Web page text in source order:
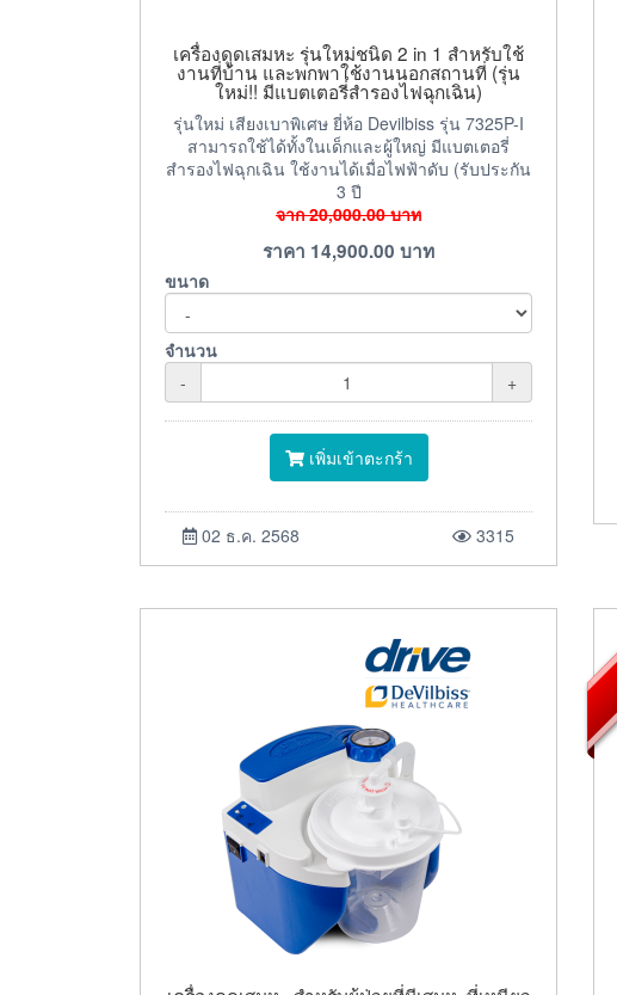
เครื่องดูดเสมหะ รุ่นใหม่ชนิด 2 in 1 สำหรับใช้
งานที่บ้าน และพกพาใช้งานนอกสถานที่ (รุ่น
ใหม่!! มีแบตเตอรี่สำรองไฟฉุกเฉิน)
รุ่นใหม่ เสียงเบาพิเศษ ยี่ห้อ Devilbiss รุ่น 7325P-I
สามารถใช้ได้ทั้งในเด็กและผู้ใหญ่ มีแบตเตอรี่
สำรองไฟฉุกเฉิน ใช้งานได้เมื่อไฟฟ้าดับ (รับประกัน
3 ปี
จาก20,000.00บาท
ราคา 14,900.00 บาท
ขนาด
จำนวน
-
+
เพิ่มเข้าตะกร้า
02 ธ.ค. 2568 3315